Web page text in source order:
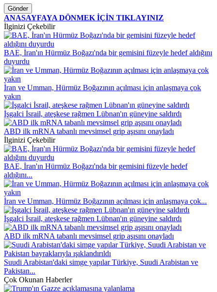
Gönder
ANASAYFAYA DÖNMEK İÇİN TIKLAYINIZ
İlginizi Çekebilir
BAE, İran'ın Hürmüz Boğazı'nda bir gemisini füzeyle hedef aldığını
duyurdu
İran ve Umman, Hürmüz Boğazının açılması için anlaşmaya çok
yakın
İşgalci İsrail, ateşkese rağmen Lübnan'ın güneyine saldırdı
ABD ilk mRNA tabanlı mevsimsel grip aşısını onayladı
İlginizi Çekebilir
BAE, İran'ın Hürmüz Boğazı'nda bir gemisini füzeyle hedef
aldığını...
İran ve Umman, Hürmüz Boğazının açılması için anlaşmaya çok...
İşgalci İsrail, ateşkese rağmen Lübnan'ın güneyine saldırdı
ABD ilk mRNA tabanlı mevsimsel grip aşısını onayladı
Suudi Arabistan'daki simge yapılar Türkiye, Suudi Arabistan ve
Pakistan...
Çok Okunan Haberler